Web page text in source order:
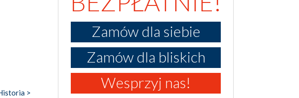
>
Zamów dla siebie
Zamów dla bliskich
Wesprzyj nas!